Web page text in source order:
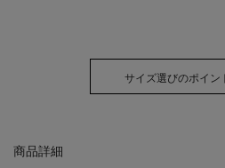
商品詳細
サイズ選びのポイン